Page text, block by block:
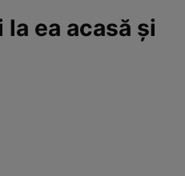
ea acasă și